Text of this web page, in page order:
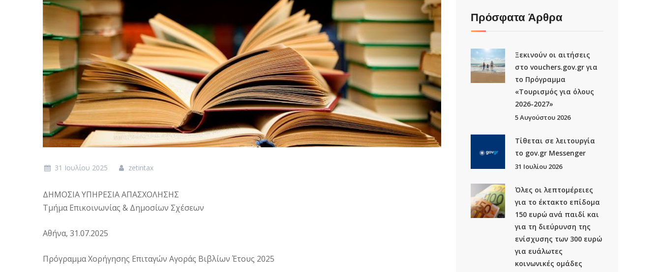
31 Ιουλίου 2025 zetintax
ΔΗΜΟΣΙΑ ΥΠΗΡΕΣΙΑ ΑΠΑΣΧΟΛΗΣΗΣ
Τμήμα Επικοινωνίας & Δημοσίων Σχέσεων
Αθήνα, 31.07.2025
Πρόγραμμα Χορήγησης Επιταγών Αγοράς Βιβλίων Έτους 2025
Πρόσφατα Άρθρα
Ξεκινούν οι αιτήσεις
στο vouchers.gov.gr για
το Πρόγραμμα
«Τουρισμός για όλους
2026-2027»
5 Αυγούστου 2026
Τίθεται σε λειτουργία
το gov.gr Μessenger
31 Ιουλίου 2026
Όλες οι λεπτομέρειες
για το έκτακτο επίδομα
150 ευρώ ανά παιδί και
για τη διεύρυνση της
ενίσχυσης των 300 ευρώ
για ευάλωτες
κοινωνικές ομάδες